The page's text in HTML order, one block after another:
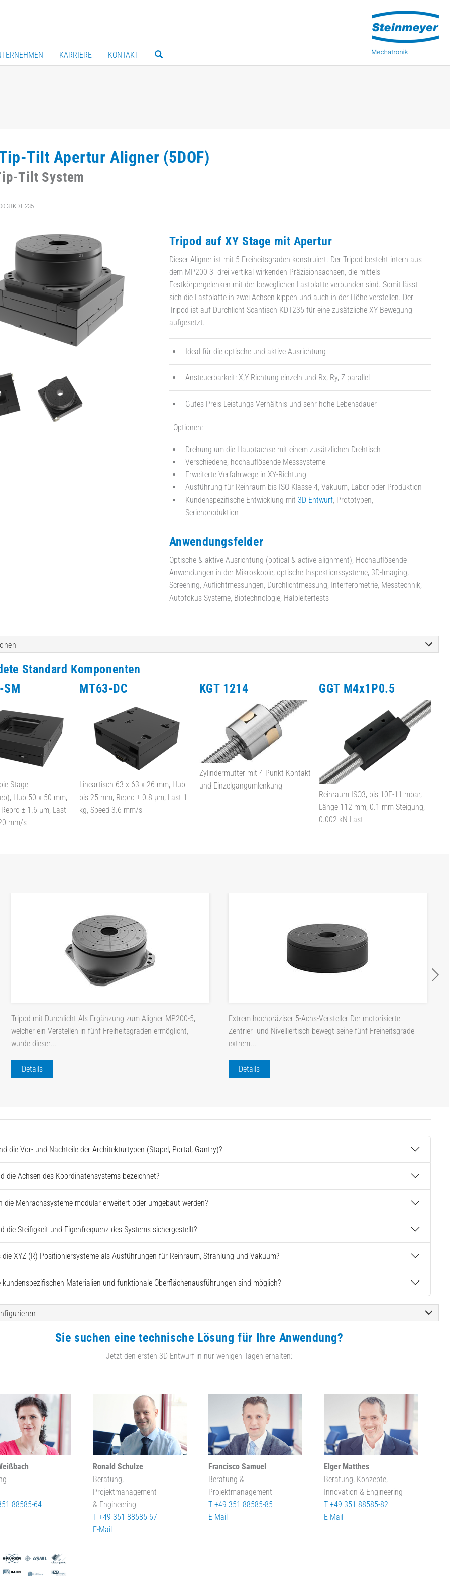
KARRIERE KONTAKT
Tilt Apertur Aligner (5DOF)
Tilt System
3+KDT 235
Tripod auf XY Stage mit Apertur
Dieser Aligner ist mit 5 Freiheitsgraden konstruiert. Der Tripod besteht intern aus
dem MP200-3 drei vertikal wirkenden Präzisionsachsen, die mittels
Festkörpergelenken mit der beweglichen Lastplatte verbunden sind. Somit lässt
sich die Lastplatte in zwei Achsen kippen und auch in der Höhe verstellen. Der
Tripod ist auf Durchlicht-Scantisch KDT235 für eine zusätzliche XY-Bewegung
aufgesetzt.
Ideal für die optische und aktive Ausrichtung
Ansteuerbarkeit: X,Y Richtung einzeln und Rx, Ry, Z parallel
Gutes Preis-Leistungs-Verhältnis und sehr hohe Lebensdauer
Optionen:
Drehung um die Hauptachse mit einem zusätzlichen Drehtisch
Verschiedene, hochauflösende Messsysteme
Erweiterte Verfahrwege in XY-Richtung
Ausführung für Reinraum bis ISO Klasse 4, Vakuum, Labor oder Produktion
Kundenspezifische Entwicklung mit 3D-Entwurf, Prototypen,
Serienproduktion
Anwendungsfelder
Optische & aktive Ausrichtung (optical & active alignment), Hochauflösende
Anwendungen in der Mikroskopie, optische Inspektionssysteme, 3D-Imaging,
Screening, Auflichtmessungen, Durchlichtmessung, Interferometrie, Messtechnik,
Autofokus-Systeme, Biotechnologie, Halbleitertests
Standard Komponenten
SM
Stage
Hub 50 x 50 mm,
± 1.6 µm, Last
mm/s
MT63-DC
Lineartisch 63 x 63 x 26 mm, Hub
bis 25 mm, Repro ± 0.8 µm, Last 1
kg, Speed 3.6 mm/s
KGT 1214
Zylindermutter mit 4-Punkt-Kontakt
und Einzelgangumlenkung
GGT M4x1P0.5
Reinraum ISO3, bis 10E-11 mbar,
Länge 112 mm, 0.1 mm Steigung,
0.002 kN Last
Tripod mit Durchlicht Als Ergänzung zum Aligner MP200-5,
welcher ein Verstellen in fünf Freiheitsgraden ermöglicht,
wurde dieser...
Details
Extrem hochpräziser 5-Achs-Versteller Der motorisierte
Zentrier- und Nivelliertisch bewegt seine fünf Freiheitsgrade
extrem...
Details
die Vor- und Nachteile der Architekturtypen (Stapel, Portal, Gantry)?
die Achsen des Koordinatensystems bezeichnet?
die Mehrachssysteme modular erweitert oder umgebaut werden?
die Steifigkeit und Eigenfrequenz des Systems sichergestellt?
die XYZ-(R)-Positioniersysteme als Ausführungen für Reinraum, Strahlung und Vakuum?
kundenspezifischen Materialien und funktionale Oberflächenausführungen sind möglich?
Sie suchen eine technische Lösung für Ihre Anwendung?
Jetzt den ersten 3D Entwurf in nur wenigen Tagen erhalten:
88585-64
Ronald Schulze
Beratung,
Projektmanagement
& Engineering
T +49 351 88585-67
E-Mail
Francisco Samuel
Beratung &
Projektmanagement
T +49 351 88585-85
E-Mail
Elger Matthes
Beratung, Konzepte,
Innovation & Engineering
T +49 351 88585-82
E-Mail